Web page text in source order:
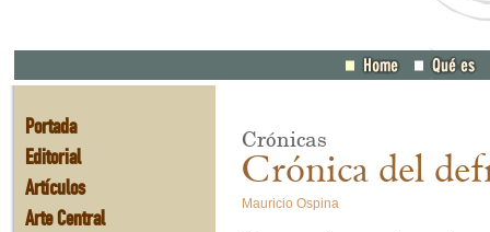
Portada
Editorial
Artículos
Arte Central
Crónicas
Crónica del
Mauricio Ospina